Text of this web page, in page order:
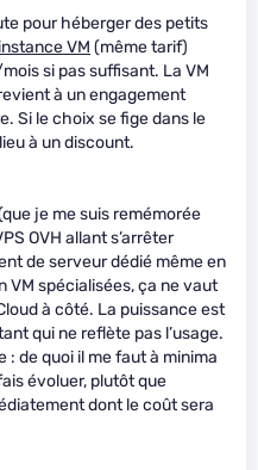
pour héberger des petits
instance VM (même tarif)
si pas suffisant. La VM
à un engagement
Si le choix se fige dans le
à un discount.
je me suis remémorée
OVH allant s’arrêter
de serveur dédié même en
VM spécialisées, ça ne vaut
à côté. La puissance est
qui ne reflète pas l’usage.
: de quoi il me faut à minima
évoluer, plutôt que
dont le coût sera